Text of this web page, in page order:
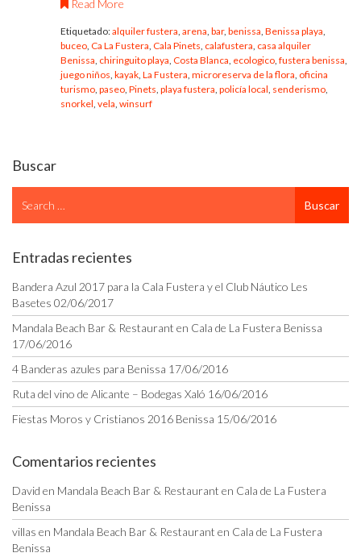
Read More
Etiquetado:alquiler fustera, arena, bar, benissa, Benissa playa,
buceo, Ca La Fustera, Cala Pinets, calafustera, casa alquiler
Benissa, chiringuito playa, Costa Blanca, ecologico, fustera benissa,
juego niños, kayak, La Fustera, microreserva de la flora, oficina
turismo, paseo, Pinets, playa fustera, policía local, senderismo,
snorkel, vela, winsurf
Buscar
for
Buscar
Entradas recientes
Bandera Azul 2017 para la Cala Fustera y el Club Náutico Les
Basetes 02/06/2017
Mandala Beach Bar & Restaurant en Cala de La Fustera Benissa
17/06/2016
4 Banderas azules para Benissa 17/06/2016
Ruta del vino de Alicante – Bodegas Xaló 16/06/2016
Fiestas Moros y Cristianos 2016 Benissa 15/06/2016
Comentarios recientes
David en Mandala Beach Bar & Restaurant en Cala de La Fustera
Benissa
villas en Mandala Beach Bar & Restaurant en Cala de La Fustera
Benissa